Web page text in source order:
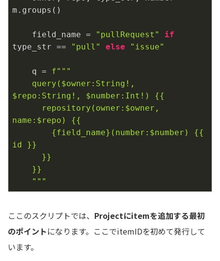
m.groups()
    field_name =
"pullRequest"
if
type_str ==
"pull" else "issue"
    q =
f"""
$repo:String!, $number:Int!) {{
name:$repo) {{
{field_name} (number:$number) {{
id }}
    """
ここのスクリプトでは、 Projectにitemを追加する最初
のポイントになります。ここでitemIDを初めて発行して
います。